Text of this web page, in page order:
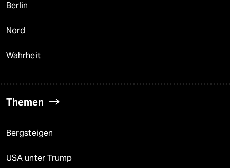
Berlin
Nord
Wahrheit
Themen
Bergsteigen
USA unter Trump